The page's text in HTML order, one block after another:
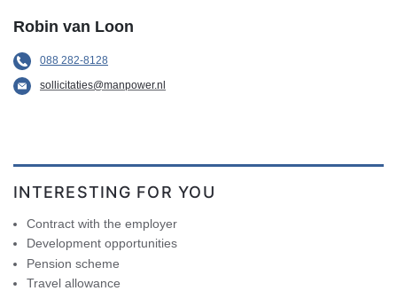
Robin van Loon
088 282-8128
sollicitaties@manpower.nl
INTERESTING FOR YOU
Contract with the employer
Development opportunities
Pension scheme
Travel allowance